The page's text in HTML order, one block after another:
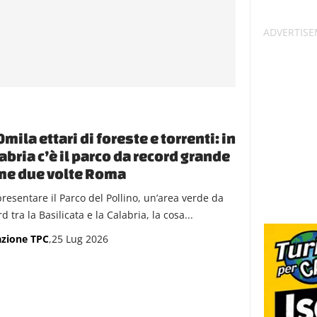
ettari di foreste e torrenti: in
c’è il parco da record grande
due volte Roma
il Parco del Pollino, un’area verde da
tra la Basilicata e la Calabria, la cosa...
TPC,25 Lug 2026